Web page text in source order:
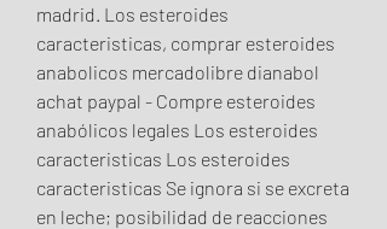
madrid. Los esteroides
caracteristicas, comprar esteroides
anabolicos mercadolibre dianabol
achat paypal - Compre esteroides
anabólicos legales Los esteroides
caracteristicas Los esteroides
caracteristicas Se ignora si se excreta
en leche; posibilidad de reacciones